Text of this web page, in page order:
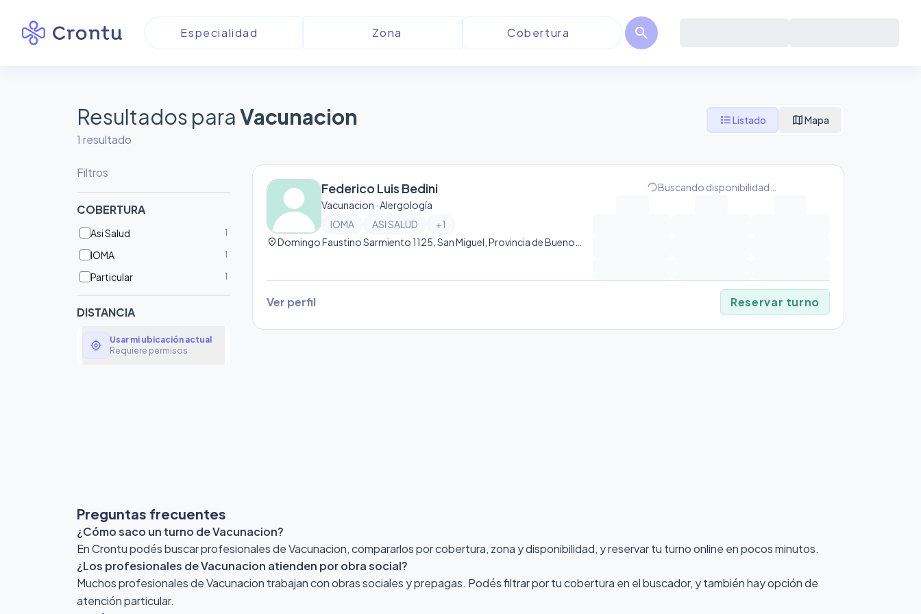
search
Resultados paraVacunacion
1 resultado
format_list_bulletedListado mapMapa
Filtros
COBERTURA
Asi Salud 1
IOMA 1
Particular 1
DISTANCIA
my_location
Usar mi ubicación actual
Requiere permisos
Federico Luis Bedini
Vacunacion · Alergología
IOMA
ASI SALUD +1
location_on
progress_activityBuscando disponibilidad…
Ver perfil Reservar turno
Preguntas frecuentes
¿Cómo saco un turno de Vacunacion?
En Crontu podés buscar profesionales de Vacunacion, compararlos por cobertura, zona y disponibilidad, y reservar tu turno online en pocos minutos.
¿Los profesionales de Vacunacion atienden por obra social?
Muchos profesionales de Vacunacion trabajan con obras sociales y prepagas. Podés filtrar por tu cobertura en el buscador, y también hay opción de
atención particular.